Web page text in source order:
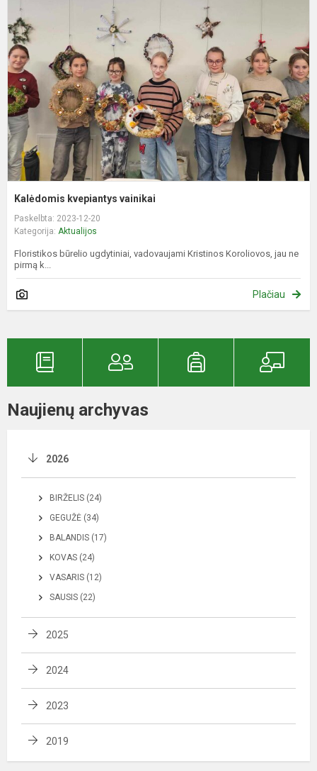
Kalėdomis kvepiantys vainikai
Paskelbta: 2023-12-20
Kategorija: Aktualijos
Floristikos būrelio ugdytiniai, vadovaujami Kristinos Koroliovos, jau ne
pirmą k...
Plačiau
Naujienų archyvas
2026
BIRŽELIS (24)
GEGUŽĖ (34)
BALANDIS (17)
KOVAS (24)
VASARIS (12)
SAUSIS (22)
2025
2024
2023
2019